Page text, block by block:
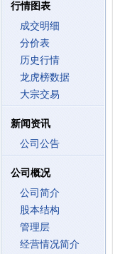
行情图表
成交明细
分价表
历史行情
龙虎榜数据
大宗交易
新闻资讯
公司公告
公司概况
公司简介
股本结构
管理层
经营情况简介